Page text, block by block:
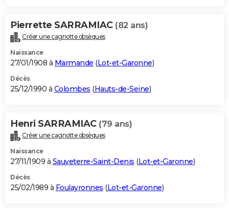
Pierrette SARRAMIAC (82 ans)
Créer une cagnotte obsèques
Naissance
27/01/1908 à Marmande (Lot-et-Garonne)
Décès
25/12/1990 à Colombes (Hauts-de-Seine)
Henri SARRAMIAC (79 ans)
Créer une cagnotte obsèques
Naissance
27/11/1909 à Sauveterre-Saint-Denis (Lot-et-Garonne)
Décès
25/02/1989 à Foulayronnes (Lot-et-Garonne)